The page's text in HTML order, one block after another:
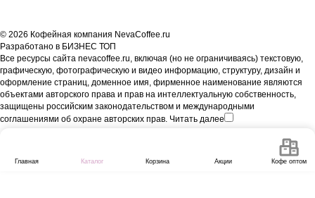
© 2026 Кофейная компания NevaCoffee.ru
Разработано в БИЗНЕС ТОП
Все ресурсы сайта nevacoffee.ru, включая (но не ограничиваясь) текстовую,
графическую, фотографическую и видео информацию, структуру, дизайн и
оформление страниц, доменное имя, фирменное наименование являются
объектами авторского права и прав на интеллектуальную собственность,
защищены российским законодательством и международными
соглашениями об охране авторских прав. Читать далее
Главная Каталог Корзина Акции Кофе оптом